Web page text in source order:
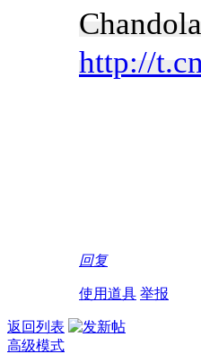
http://
回复
使用道具 举报
返回列表
高级模式